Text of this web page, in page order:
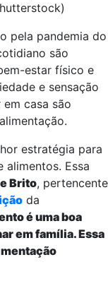
pela pandemia do
são
estar físico e
e sensação
casa são
estratégia para
Essa
Brito, pertencente
da
é uma boa
em família. Essa